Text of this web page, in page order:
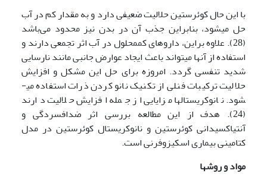
با این ‌حال کوئرستین حلالیت ضعیفی دارد و به مقدار کم در آب
حل می­شود، بنابراین جذب آن در بدن نیز محدود می‌باشد
(28). علاوه براین، داروهای کم‏محلول در آب اثر تجمعی دارند و
استفاده از آن­ها می­تواند باعث ایجاد عوارض جانبی مانند نارسایی
شدید تنفسی گردد. امروزه برای حل این مشکل و افزایش
حلالیت ترکیبات فنلی از تکنیک نانو کردن ذرات استفاده می­
شود. نانوکریستال­ها مزایایی از جمله افزایش حلالیت دارند
(24). هدف از این مطالعه بررسی اثر ضدافسردگی و
آنتی‏اکسیدانی کوئرستین و نانوکریستال کوئرستین در مدل
کتامینی بیماری اسکیزوفرنی است.
مواد و روشها